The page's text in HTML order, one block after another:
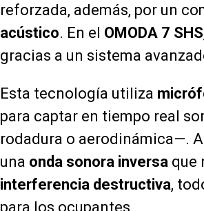
reforzada, además, por un
acústico. En el OMODA 7 SHS
gracias a un sistema
Esta tecnología utiliza
para captar en tiempo real
rodadura o aerodinámica—.
una onda sonora inversa que
interferencia destructiva,
para los ocupantes.